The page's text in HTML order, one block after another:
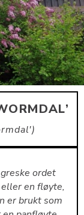
ordet
en fløyte,
er brukt som